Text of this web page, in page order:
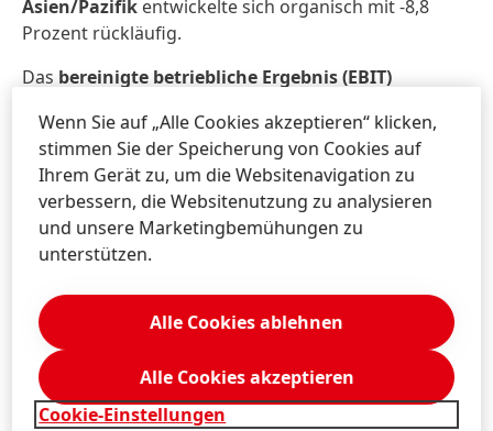
Asien/Pazifik entwickelte sich organisch mit -8,8
Prozent rückläufig.
Das bereinigte betriebliche Ergebnis(EBIT)
dem Wert von 842 Mio. Euro im ersten Quartal 2018.
Diebereinigte Umsatzrendite(EBIT)lag mit 16,0
Prozent um 1,4 Prozentpunkte unter dem Niveau des
Vorjahresquartals.
sich um 6,3 Prozent und sank von 1,43 Euro im ersten
Quartal 2018 auf 1,34 Euro im ersten Quartal 2019.
Bei konstanten Wechselkursen betrug die
Entwicklung des bereinigten Ergebnisses je
Vorzugsaktie ebenfalls -6,3 Prozent.
Wenn Sie auf „Alle Cookies akzeptieren“ klicken,
stimmen Sie der Speicherung von Cookies auf
Ihrem Gerät zu, um die Websitenavigation zu
verbessern, die Websitenutzung zu analysieren
und unsere Marketingbemühungen zu
unterstützen.
Cookie-Einstellungen
Alle Cookies ablehnen
Alle Cookies akzeptieren